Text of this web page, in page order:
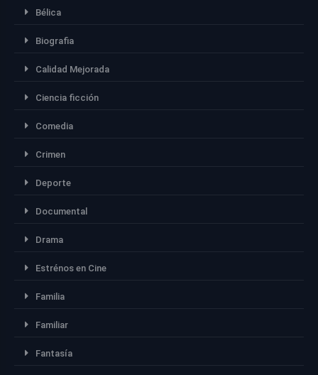
Bélica
Biografia
Calidad Mejorada
Ciencia ficción
Comedia
Crimen
Deporte
Documental
Drama
Estrénos en Cine
Familia
Familiar
Fantasía